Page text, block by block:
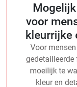
voor
kleurrijke
Voor
gedetailleerde
moeilijk te
kleur en